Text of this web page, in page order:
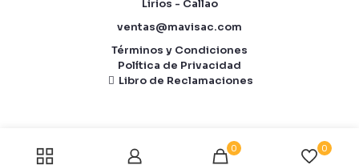
Lirios - Callao
ventas@mavisac.com
Términos y Condiciones
Política de Privacidad
Libro de Reclamaciones
0 0